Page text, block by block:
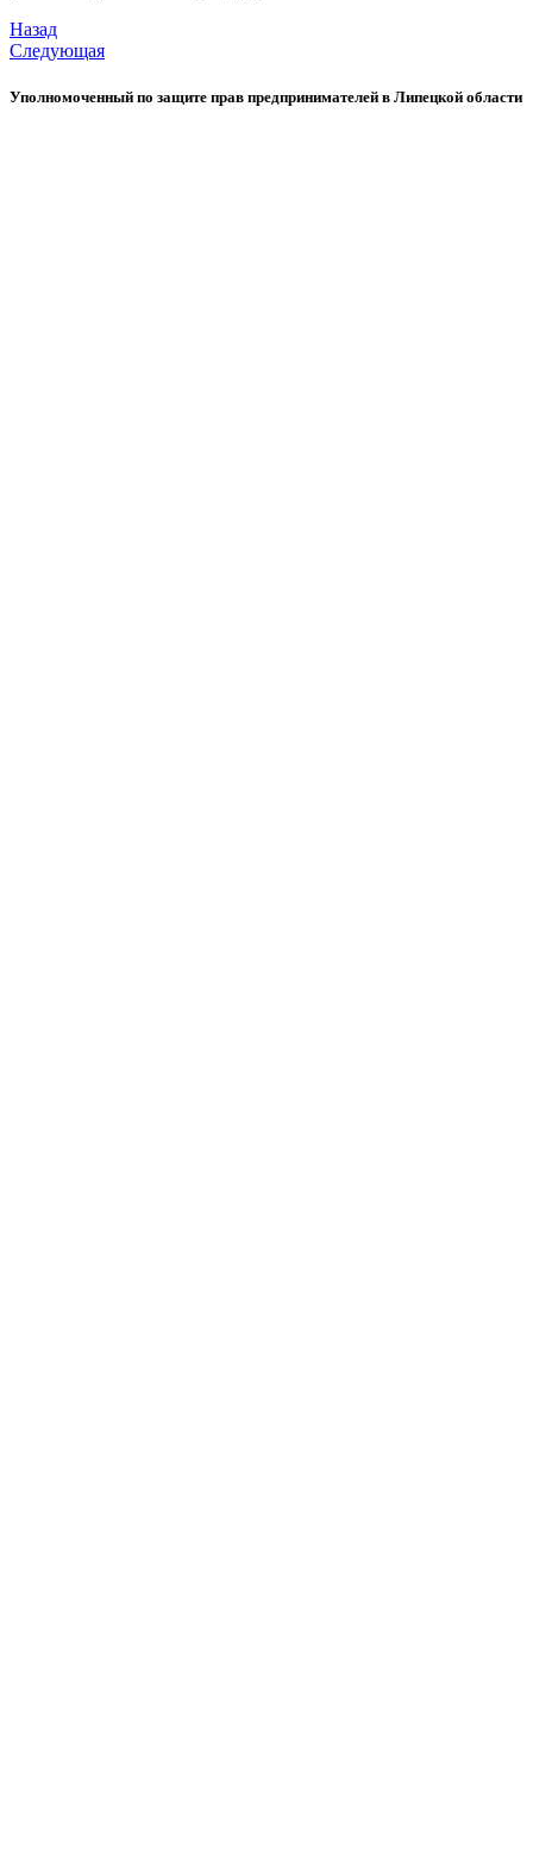
Назад
Следующая
Уполномоченный по защите прав предпринимателей в Липецкой области